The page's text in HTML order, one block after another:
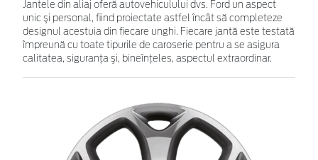
Jantele din aliaj oferă autovehiculului dvs. Ford un aspect
unic şi personal, fiind proiectate astfel încât să completeze
designul acestuia din fiecare unghi. Fiecare jantă este testată
împreună cu toate tipurile de caroserie pentru a se asigura
calitatea, siguranţa şi, bineînţeles, aspectul extraordinar.